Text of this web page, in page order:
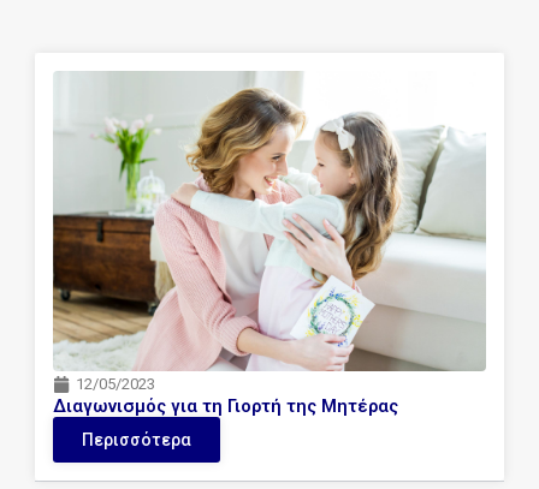
12/05/2023
Διαγωνισμός για τη Γιορτή της Μητέρας
Περισσότερα
Page
Page